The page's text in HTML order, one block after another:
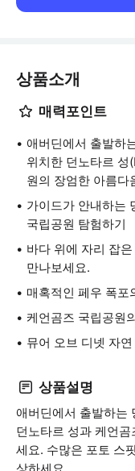
상품소개
매력포인트
애버딘에서 출발하
위치한 던노타르
원의 장엄한 아름다
가이드가 안내하는
국립공원 탐험하기
바다 위에 자리 잡
만나보세요.
매혹적인 페우 폭포
케언곰즈 국립공원
뮤어 오브 디넷 자
상품설명
애버딘에서 출발하는
던노타르 성과 케언
세요. 수많은 포토 스